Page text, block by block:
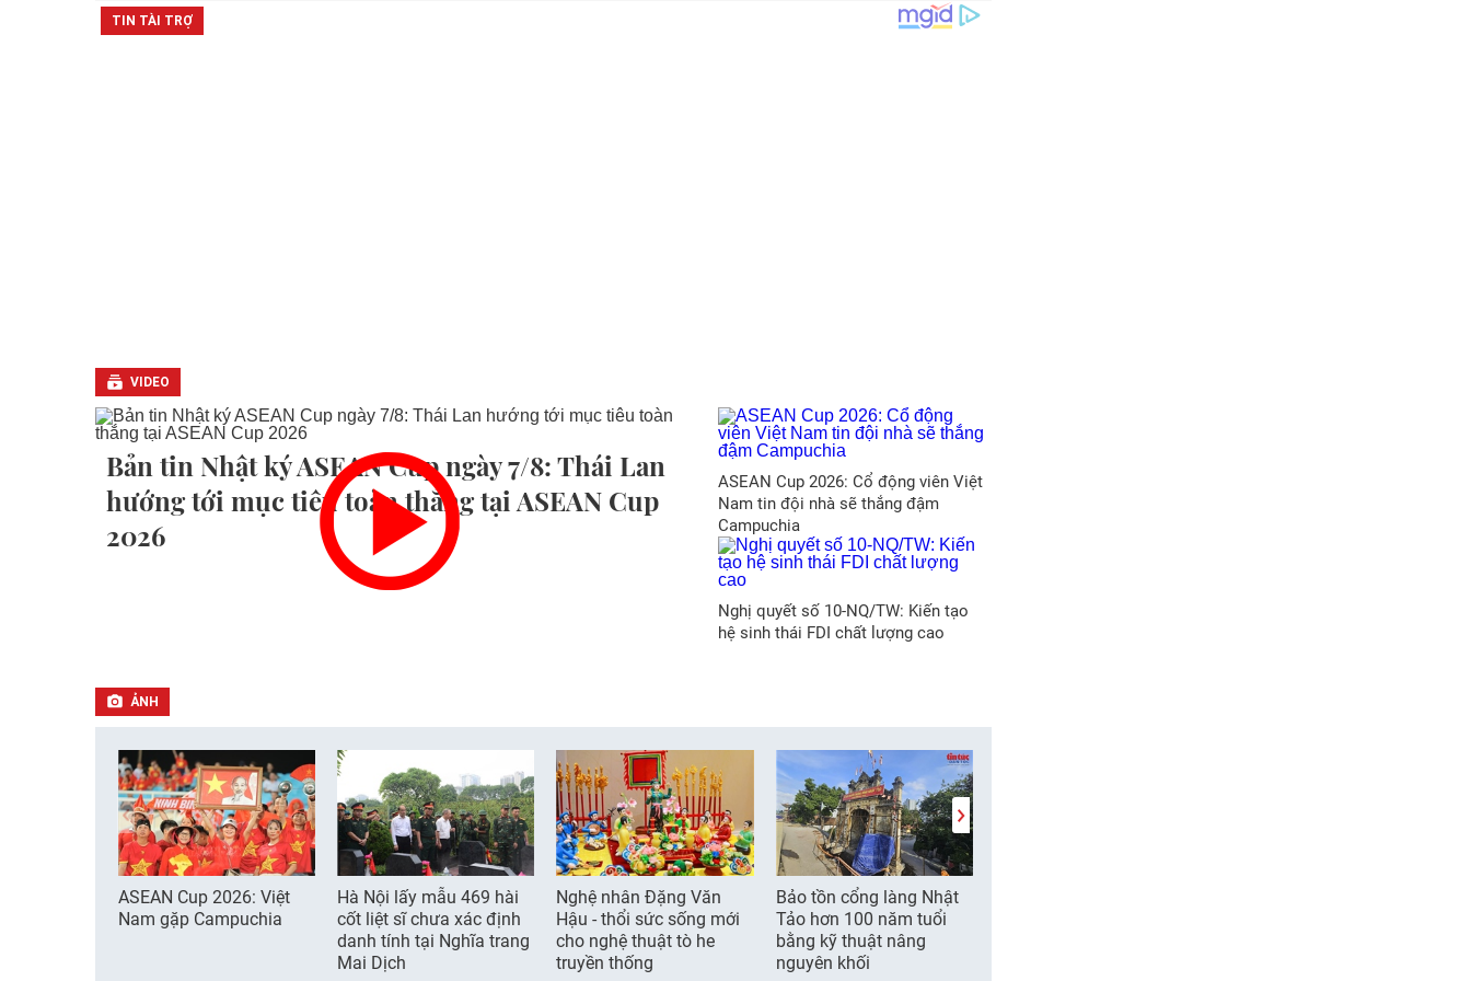
VIDEO
Bản tin Nhật ký ASEAN Cup ngày 7/8: Thái Lan
hướng tới mục tiêu toàn thắng tại ASEAN Cup
2026
ASEAN Cup 2026: Cổ động viên Việt
Nam tin đội nhà sẽ thắng đậm
Campuchia
Nghị quyết số 10-NQ/TW: Kiến tạo
hệ sinh thái FDI chất lượng cao
ẢNH
ASEAN Cup 2026: Việt
Nam gặp Campuchia
Hà Nội lấy mẫu 469 hài
cốt liệt sĩ chưa xác định
danh tính tại Nghĩa trang
Mai Dịch
Nghệ nhân Đặng Văn
Hậu - thổi sức sống mới
cho nghệ thuật tò he
truyền thống
Bảo tồn cổng làng Nhật
Tảo hơn 100 năm tuổi
bằng kỹ thuật nâng
nguyên khối